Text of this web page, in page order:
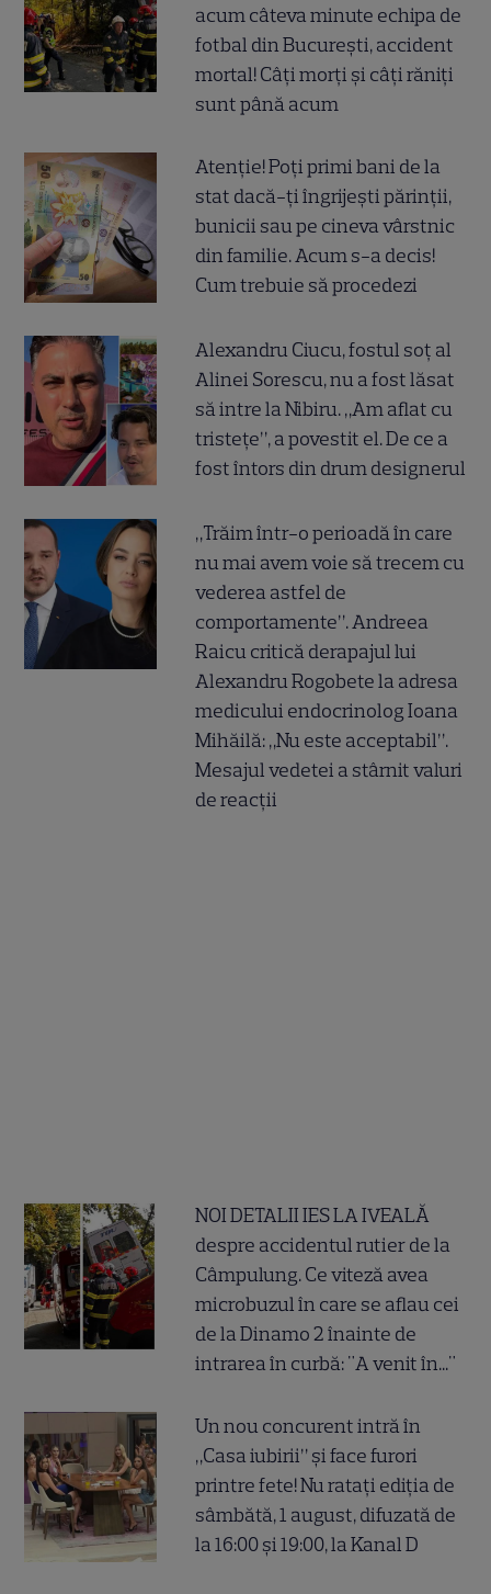
acum câteva minute echipa de
fotbal din București, accident
mortal! Câți morți și câți răniți
sunt până acum
Atenție! Poți primi bani de la
stat dacă-ți îngrijești părinții,
bunicii sau pe cineva vârstnic
din familie. Acum s-a decis!
Cum trebuie să procedezi
Alexandru Ciucu, fostul soț al
Alinei Sorescu, nu a fost lăsat
să intre la Nibiru. „Am aflat cu
tristețe”, a povestit el. De ce a
fost întors din drum designerul
„Trăim într-o perioadă în care
nu mai avem voie să trecem cu
vederea astfel de
comportamente”. Andreea
Raicu critică derapajul lui
Alexandru Rogobete la adresa
medicului endocrinolog Ioana
Mihăilă: „Nu este acceptabil”.
Mesajul vedetei a stârnit valuri
de reacții
NOI DETALII IES LA IVEALĂ
despre accidentul rutier de la
Câmpulung. Ce viteză avea
microbuzul în care se aflau cei
de la Dinamo 2 înainte de
intrarea în curbă: "A venit în..."
Un nou concurent intră în
„Casa iubirii” și face furori
printre fete! Nu ratați ediția de
sâmbătă, 1 august, difuzată de
la 16:00 și 19:00, la Kanal D